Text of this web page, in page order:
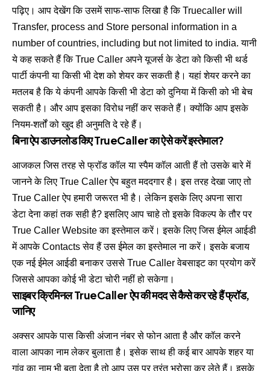
पढ़िए। आप देखेंग कि उसमें साफ-साफ लिखा है कि Truecaller will
Transfer, process and Store personal information in a
number of countries, including but not limited to india. यानी
ये कह सकते हैं कि True Caller अपने यूजर्स के डेटा को किसी भी थर्ड
पार्टी कंपनी या किसी भी देश को शेयर कर सकती है। यहां शेयर करने का
मतलब है कि ये कंपनी आपके किसी भी डेटा को दुनिया में किसी को भी बेच
सकती है। और आप इसका विरोध नहीं कर सकते हैं। क्योंकि आप इसके
नियम-शर्तों को खुद ही अनुमति दे रहे हैं।
बिना ऐप डाउनलोड किए TrueCaller का ऐसे करें इस्तेमाल?
आजकल जिस तरह से फ्रॉड कॉल या स्पैम कॉल आती हैं तो उसके बारे में
जानने के लिए True Caller ऐप बहुत मददगार है। इस तरह देखा जाए तो
True Caller ऐप हमारी जरूरत भी है। लेकिन इसके लिए अपना सारा
डेटा देना कहां तक सही है? इसलिए आप चाहे तो इसके विकल्प के तौर पर
True Caller Website का इस्तेमाल करें। इसके लिए जिस ईमेल आईडी
में आपके Contacts सेव हैं उस ईमेल का इस्तेमाल ना करें। इसके बजाय
एक नई ईमेल आईडी बनाकर उससे True Caller वेबसाइट का प्रयोग करें
जिससे आपका कोई भी डेटा चोरी नहीं हो सकेगा।
साइबर क्रिमिनल TrueCaller ऐप की मदद से कैसे कर रहे हैं फ्रॉड,
जानिए
अक्सर आपके पास किसी अंजान नंबर से फोन आता है और कॉल करने
वाला आपका नाम लेकर बुलाता है। इसेक साथ ही कई बार आपके शहर या
गांव का नाम भी बता देता है तो आप उस पर तुरंत भरोसा कर लेते हैं। इसके